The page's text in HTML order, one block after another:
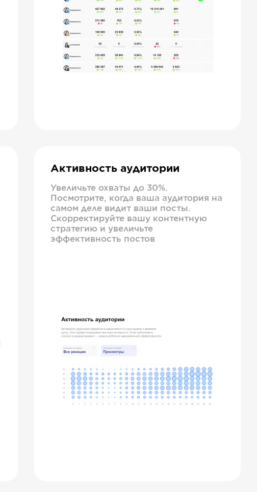
Активность аудитории
Увеличьте охваты до 30%.
Посмотрите, когда ваша аудитория на
самом деле видит ваши посты.
Скорректируйте вашу контентную
стратегию и увеличьте
эффективность постов